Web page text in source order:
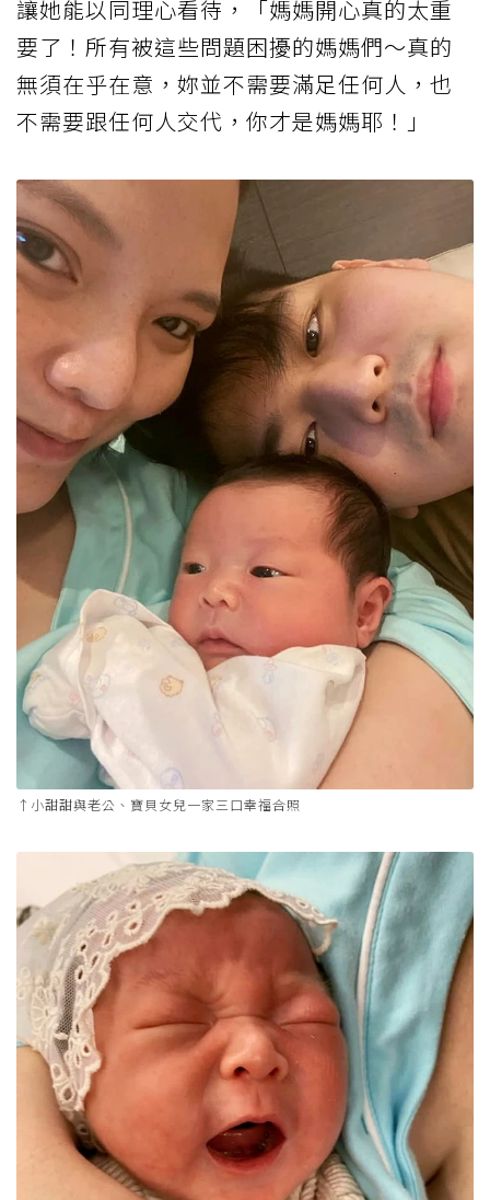
讓她能以同理心看待，「媽媽開心真的太重
要了！所有被這些問題困擾的媽媽們～真的
無須在乎在意，妳並不需要滿足任何人，也
不需要跟任何人交代，你才是媽媽耶！」
↑小甜甜與老公、寶貝女兒一家三口幸福合照